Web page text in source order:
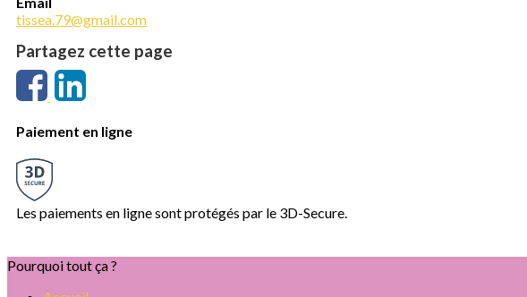
tissea.79@gmail.com
Partagez cette page
Paiement en ligne
Les paiements en ligne sont protégés par le 3D-Secure.
Pourquoi tout ça ?